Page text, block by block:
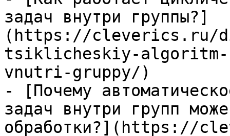
задач внутри группы?]
(https://cleverics.ru/
tsiklicheskiy-algoritm-
vnutri-gruppy/)
- [Почему
задач внутри групп
обработки?](https://